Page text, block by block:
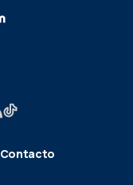
Contacto